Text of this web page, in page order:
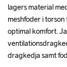
lagers material
meshfoder i
optimal komfort.
dragkedja samt
lagers material
meshfoder i
optimal komfort.
dragkedja samt